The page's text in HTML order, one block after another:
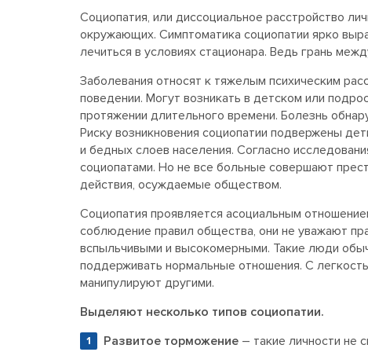
Социопатия, или диссоциальное расстройство
окружающих. Симптоматика социопатии ярко
лечиться в условиях стационара. Ведь грань
Заболевания относят к тяжелым психическим
поведении. Могут возникать в детском или
протяжении длительного времени. Болезнь
Риску возникновения социопатии подвержены
и бедных слоев населения. Согласно
социопатами. Но не все больные совершают
действия, осуждаемые обществом.
Социопатия проявляется асоциальным
соблюдение правил общества, они не уважают
вспыльчивыми и высокомерными. Такие люди
поддерживать нормальные отношения. С
манипулируют другими.
Выделяют несколько типов социопатии.
Развитое торможение – такие личности не